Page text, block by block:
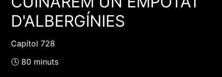
D'ALBERGÍNIES
Capítol 728
🕓 80 minuts